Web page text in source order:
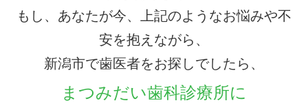
もし、あなたが今、上記のようなお悩みや不
安を抱えながら、
新潟市で歯医者をお探しでしたら、
まつみだい歯科診療所に